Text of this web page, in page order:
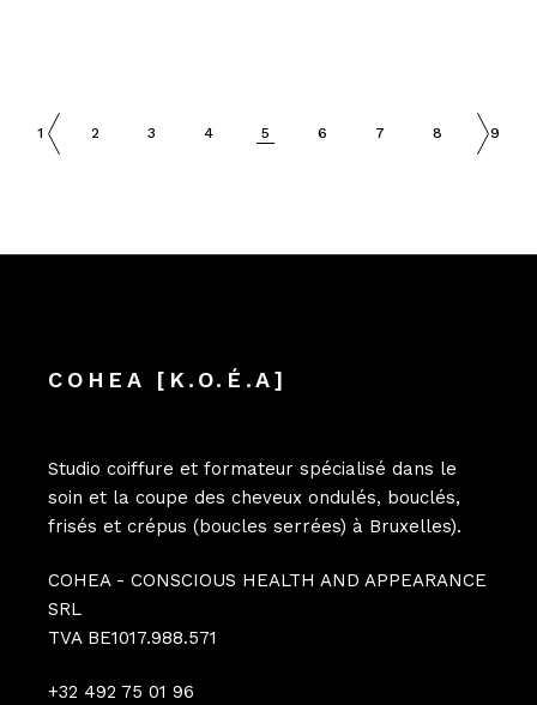
1 2 3 4 5 6 7 8 9
COHEA [K.O.É.A]
Studio coiffure et formateur spécialisé dans le
soin et la coupe des cheveux ondulés, bouclés,
frisés et crépus (boucles serrées) à Bruxelles).
COHEA - CONSCIOUS HEALTH AND APPEARANCE
SRL
TVA BE1017.988.571
+32 492 75 01 96